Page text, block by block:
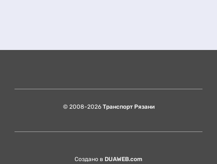
© 2008-2026 Транспорт Рязани
Создано в DUAWEB.com